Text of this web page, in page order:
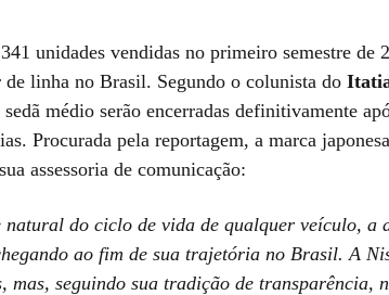
unidades vendidas no primeiro semestre de
de linha no Brasil. Segundo o colunista do
sedã médio serão encerradas definitivamente
Procurada pela reportagem, a marca
assessoria de comunicação:
natural do ciclo de vida de qualquer veículo, a
ao fim de sua trajetória no Brasil. A
mas, seguindo sua tradição de transparência,